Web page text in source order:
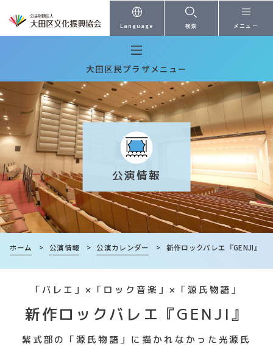
本文へ
Language 検索 メニュー
大田区民プラザメニュー
公演情報
ホーム > 公演情報 > 公演カレンダー > 新作ロックバレエ『GENJI』
「バレエ」×「ロック音楽」×「源氏物語」
新作ロックバレエ『GENJI』
紫式部の「源氏物語」に描かれなかった光源氏